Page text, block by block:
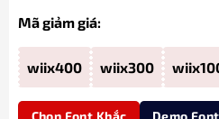
Mã giảm giá:
wiix400 wiix300
Chọn Font Khắc
Demo